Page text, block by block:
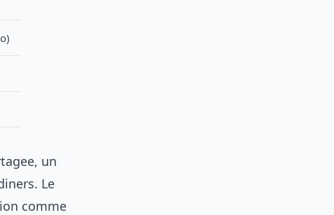
un
Le
comme